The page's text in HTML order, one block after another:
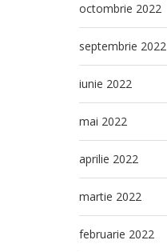
octombrie 2022
septembrie 2022
iunie 2022
mai 2022
aprilie 2022
martie 2022
februarie 2022